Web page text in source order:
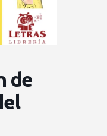
de